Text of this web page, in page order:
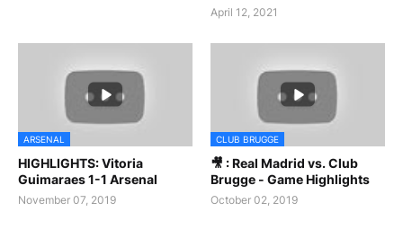
April 12, 2021
ARSENAL
HIGHLIGHTS: Vitoria
Guimaraes 1-1 Arsenal
November 07, 2019
CLUB BRUGGE
🎥 : Real Madrid vs. Club
Brugge - Game Highlights
October 02, 2019